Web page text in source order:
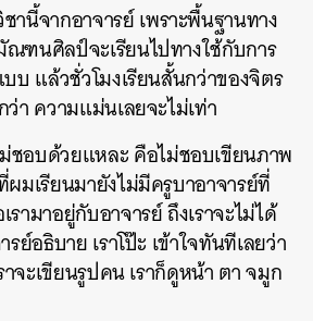
านี้จากอาจารย์ เพราะพื้นฐานทาง
ฑนศิลป์จะเรียนไปทางใช้กับการ
บ แล้วชั่วโมงเรียนสั้นกว่าของจิตร
า ความแม่นเลยจะไม่เท่า
ชอบด้วยแหละ คือไม่ชอบเขียนภาพ
ผมเรียนมายังไม่มีครูบาอาจารย์ที่
ามาอยู่กับอาจารย์ ถึงเราจะไม่ได้
รย์อธิบาย เราโป๊ะ เข้าใจทันทีเลยว่า
าจะเขียนรูปคน เราก็ดูหน้า ตา จมูก